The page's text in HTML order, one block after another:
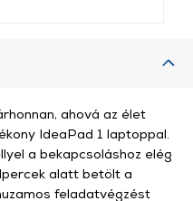
ahová az élet
IdeaPad 1 laptoppal.
a bekapcsoláshoz elég
alatt betölt a
feladatvégzést